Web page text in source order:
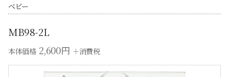
ベビー
MB98-2L
本体価格 2,600円 ＋消費税